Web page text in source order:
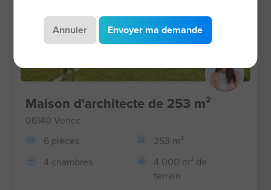
Maison d'architecte de 253 m²
06140 Vence
6 pièces
253 m²
4 chambres
4 000 m² de
terrain
Annuler Envoyer ma demande